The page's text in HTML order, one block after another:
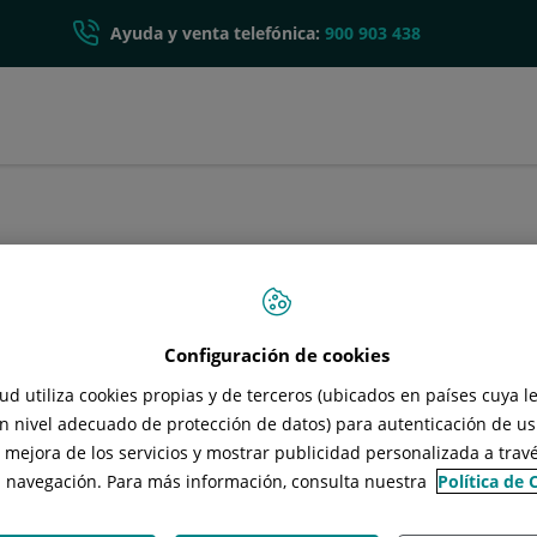
Ayuda y venta telefónica: 900 903 438
10% de descuento
Solicitar cita sin compromiso
PRIMERA CONSULTA GRATUITA
Configuración de cookies
utiliza cookies propias y de terceros (ubicados en países cuya
nivel adecuado de protección de datos) para autenticación de
mejora de los servicios y mostrar publicidad personalizada a
Para más información, consulta nuestra Política de